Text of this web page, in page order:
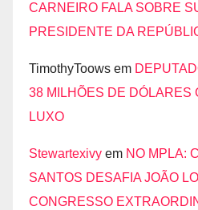
CARNEIRO FALA SOBRE
PRESIDENTE DA
TimothyToows em
38 MILHÕES DE DÓLARES
LUXO
Stewartexivy em NO MPLA:
SANTOS DESAFIA JOÃO
CONGRESSO